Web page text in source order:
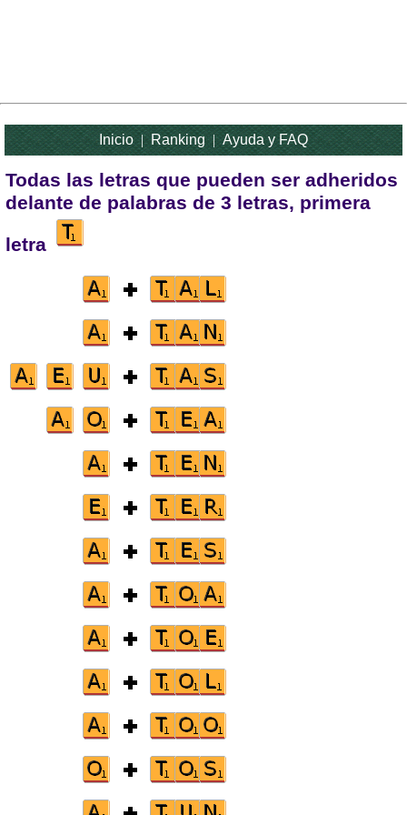
Inicio|Ranking|Ayuda y FAQ
Todas las letras que pueden ser adheridos
delante de palabras de 3 letras, primera
letra